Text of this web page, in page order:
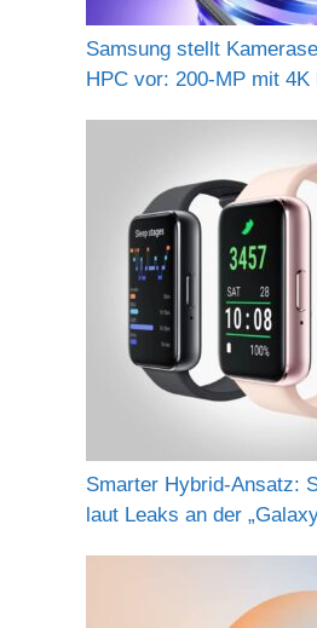
Samsung stellt
HPC vor: 200-MP mit 4K
Smarter Hybrid-Ansatz:
laut Leaks an der